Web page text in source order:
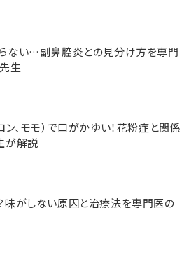
ない…副鼻腔炎との見分け方を専門
生
ン、モモ）で口がかゆい！花粉症と関係
が解説
味がしない原因と治療法を専門医の